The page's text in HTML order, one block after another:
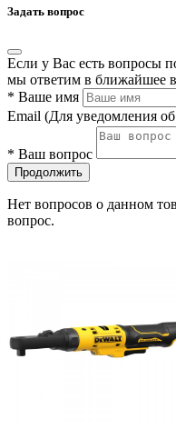
Задать вопрос
Если у Вас есть вопросы
мы ответим в ближайшее
* Ваше имя
Email (Для уведомления об
* Ваш вопрос
Продолжить
Нет вопросов о данном
вопрос.